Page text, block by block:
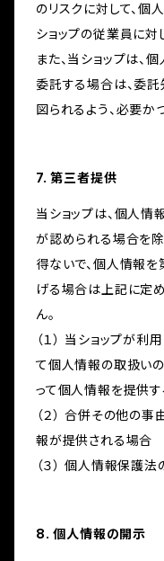
のリスクに対して、個
ショップの従業員に対
また、当ショップは
委託する場合は、委
図られるよう、必要か
7. 第三者提供
当ショップは、個人
が認められる場合を
得ないで、個人情報を
げる場合は上記に定
ん。
（１） 当ショップが
て個人情報の取扱い
って個人情報を提供
（２） 合併その他の
報が提供される場合
（３） 個人情報保護
8. 個人情報の開示